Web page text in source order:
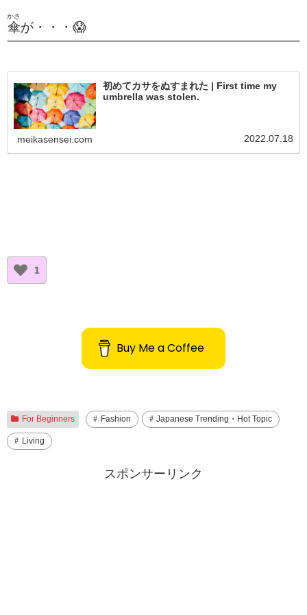
傘
かさ
が・・・😱
初めてカサをぬすまれた | First time my
umbrella was stolen.
meikasensei.com 2022.07.18
1
Buy Me a Coffee
For Beginners Fashion Japanese Trending・Hot Topic
Living
スポンサーリンク